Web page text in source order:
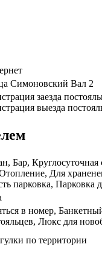
Симоновский Вал 2
заезда
выезда
Бар,
Для
парковка, Парковка
в номер,
Люкс для
по территории